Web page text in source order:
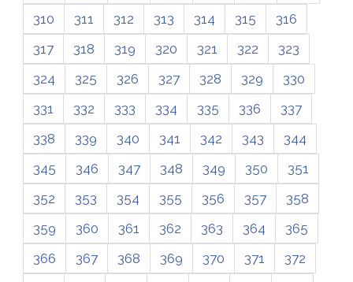
310
311 312 313 314 315
316
317
318 319 320 321 322
323
324
325 326 327 328 329
330
331
332 333 334 335 336
337
338
339 340 341 342 343
344
345
346 347 348 349 350
351
352
353 354 355 356 357
358
359
360 361 362 363 364
365
366
367 368 369 370 371
372